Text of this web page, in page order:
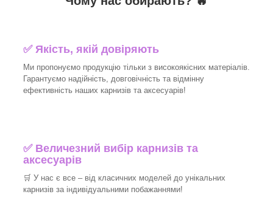
✅Якість, якій довіряють
Ми пропонуємо продукцію тільки з високоякісних матеріалів.
Гарантуємо надійність, довговічність та відмінну
ефективність наших карнизів та аксесуарів!​
✅ Величезний вибір карнизів та
аксесуарів
🛒 У нас є все – від класичних моделей до унікальних
карнизів за індивідуальними побажаннями!​